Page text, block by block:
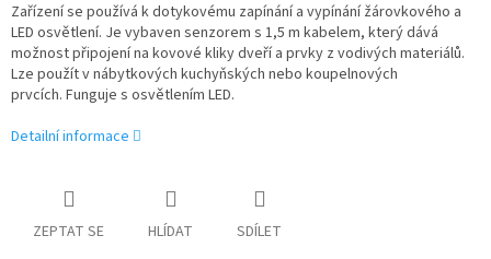
Zařízení se používá k dotykovému zapínání a vypínání žárovkového a
LED osvětlení. Je vybaven senzorem s 1,5 m kabelem, který dává
možnost připojení na kovové kliky dveří a prvky z vodivých materiálů.
Lze použít v nábytkových kuchyňských nebo koupelnových
prvcích. Funguje s osvětlením LED.
Detailní informace
ZEPTAT SE HLÍDAT SDÍLET